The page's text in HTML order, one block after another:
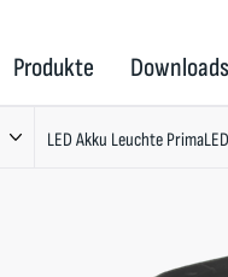
Produkte Downloads
LED Akku Leuchte